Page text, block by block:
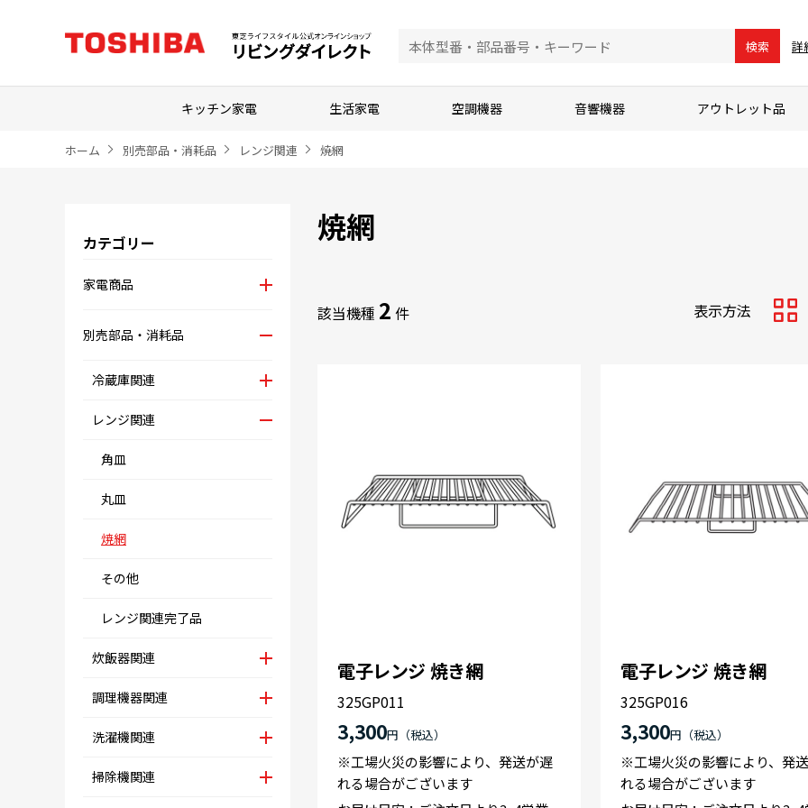
検索 詳
キッチン家電 生活家電 空調機器 音響機器 アウトレット品
ホーム 別売部品・消耗品 レンジ関連 焼網
カテゴリー
家電商品
別売部品・消耗品
冷蔵庫関連
レンジ関連
角皿
丸皿
焼網
その他
レンジ関連完了品
炊飯器関連
調理機器関連
洗濯機関連
掃除機関連
焼網
該当機種 2 件 表示方法
電子レンジ 焼き網
325GP011
3,300円
※工場火災の影響により、発送が遅
れる場合がございます
電子レンジ 焼き網
325GP016
3,300円
※工場火災の影響により、発
れる場合がございます